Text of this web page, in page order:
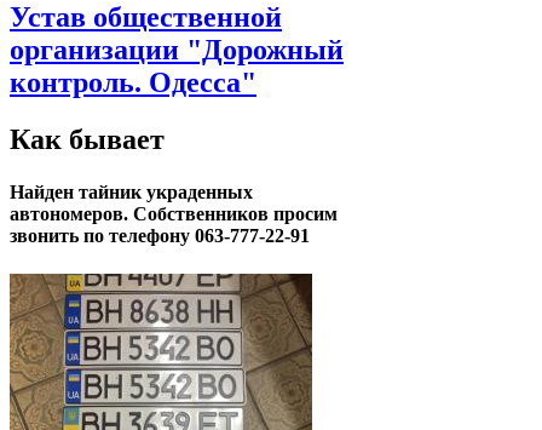
Устав общественной
организации "Дорожный
контроль. Одесса"
Как бывает
Найден тайник украденных
автономеров. Собственников просим
звонить по телефону 063-777-22-91